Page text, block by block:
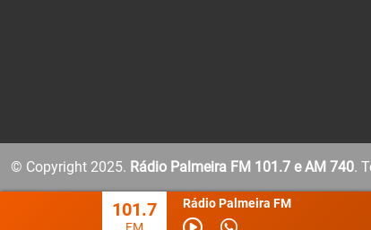
© Copyright 2025. Rádio Palmeira FM 101.7 e AM 740.
101.7
FM
Rádio Palmeira FM